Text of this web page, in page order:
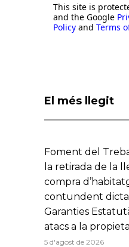
This site is
and the Google
Policy and Terms
El més llegit
Foment del
la retirada de la
compra
contundent
Garanties
atacs a la
5 d'agost de 2026